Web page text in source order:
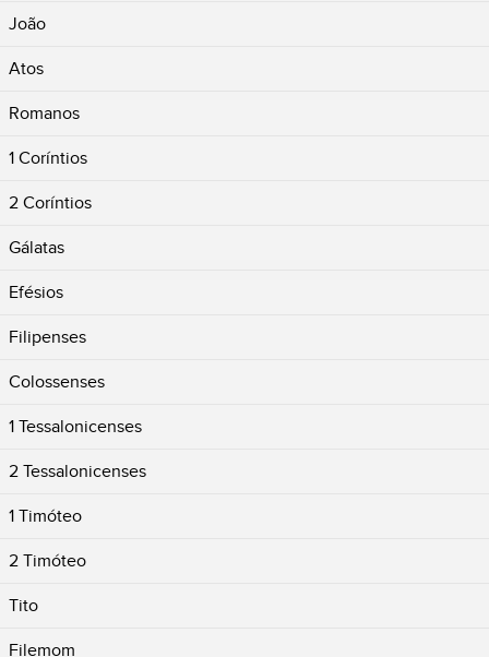
João
Atos
Romanos
1 Coríntios
2 Coríntios
Gálatas
Efésios
Filipenses
Colossenses
1 Tessalonicenses
2 Tessalonicenses
1 Timóteo
2 Timóteo
Tito
Filemom